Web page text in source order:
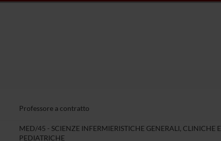
Professore a contratto
MED/45 - SCIENZE INFERMIERISTICHE GENERALI, CLINICHE E
PEDIATRICHE